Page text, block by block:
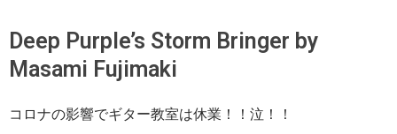
Deep Purple’s Storm Bringer by
Masami Fujimaki
コロナの影響でギター教室は休業！！泣！！